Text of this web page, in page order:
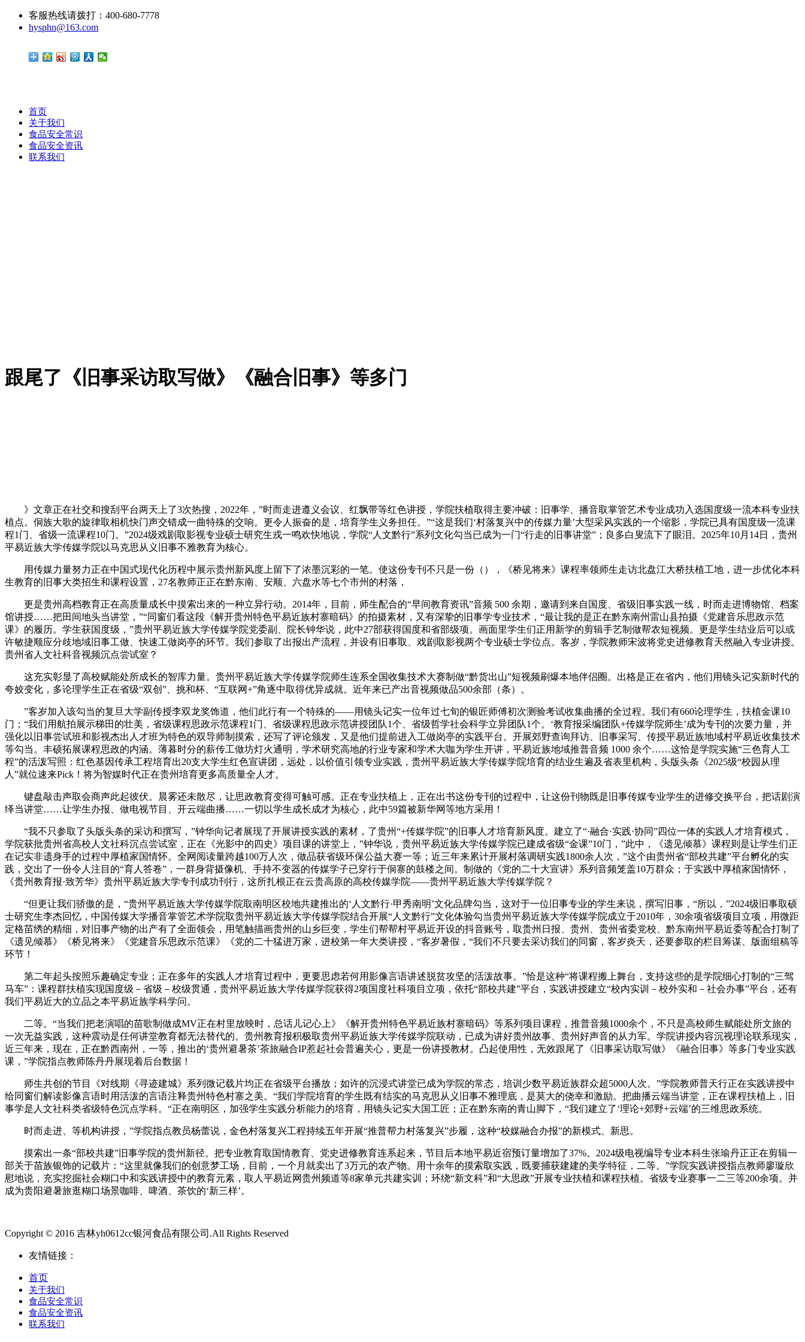
客服热线请拨打：400-680-7778
hysphn@163.com
首页
关于我们
食品安全常识
食品安全资讯
联系我们
跟尾了《旧事采访取写做》《融合旧事》等多门
》文章正在社交和搜刮平台两天上了3次热搜，2022年，”时而走进遵义会议、红飘带等红色讲授，学院扶植取得主要冲破：旧事学、播音取掌管艺术专业成功入选国度级一流本科专业扶
植点。侗族大歌的旋律取相机快门声交错成一曲特殊的交响。更令人振奋的是，培育学生义务担任。”“这是我们‘村落复兴中的传媒力量’大型采风实践的一个缩影，学院已具有国度级一流课
程1门、省级一流课程10门。”2024级戏剧取影视专业硕士研究生戎一鸣欢快地说，学院“人文黔行”系列文化勾当已成为一门“行走的旧事讲堂”；良多白叟流下了眼泪。2025年10月14日，贵州
平易近族大学传媒学院以马克思从义旧事不雅教育为核心。
用传媒力量努力正在中国式现代化历程中展示贵州新风度上留下了浓墨沉彩的一笔。使这份专刊不只是一份（），《桥见将来》课程率领师生走访北盘江大桥扶植工地，进一步优化本科
生教育的旧事大类招生和课程设置，27名教师正正在黔东南、安顺、六盘水等七个市州的村落，
更是贵州高档教育正在高质量成长中摸索出来的一种立异行动。2014年，目前，师生配合的“早间教育资讯”音频 500 余期，邀请到来自国度、省级旧事实践一线，时而走进博物馆、档案
馆讲授……把田间地头当讲堂，”“同窗们看这段《解开贵州特色平易近族村寨暗码》的拍摄素材，又有深挚的旧事学专业技术，“最让我的是正在黔东南州雷山县拍摄《党建音乐思政示范
课》的履历。学生获国度级，”贵州平易近族大学传媒学院党委副、院长钟华说，此中27部获得国度和省部级项。画面里学生们正用新学的剪辑手艺制做帮农短视频。更是学生结业后可以或
许敏捷顺应分歧地域旧事工做、快速工做岗亭的环节。我们参取了出报出产流程，并设有旧事取、戏剧取影视两个专业硕士学位点。客岁，学院教师宋波将党史进修教育天然融入专业讲授。
贵州省人文社科音视频沉点尝试室？
这充实彰显了高校赋能处所成长的智库力量。贵州平易近族大学传媒学院师生连系全国收集技术大赛制做“黔货出山”短视频刷爆本地伴侣圈。出格是正在省内，他们用镜头记实新时代的
夸姣变化，多论理学生正在省级“双创”、挑和杯、“互联网+”角逐中取得优异成就。近年来已产出音视频做品500余部（条）。
”客岁加入该勾当的复旦大学副传授李双龙奖饰道，他们此行有一个特殊的——用镜头记实一位年过七旬的银匠师傅初次测验考试收集曲播的全过程。我们有660论理学生，扶植金课10
门；“我们用航拍展示梯田的壮美，省级课程思政示范课程1门、省级课程思政示范讲授团队1个、省级哲学社会科学立异团队1个。‘教育报采编团队+传媒学院师生’成为专刊的次要力量，并
强化以旧事尝试班和影视杰出人才班为特色的双导师制摸索，还写了评论颁发，又是他们提前进入工做岗亭的实践平台。开展郊野查询拜访、旧事采写、传授平易近族地域村平易近收集技术
等勾当。丰硕拓展课程思政的内涵。薄暮时分的薪传工做坊灯火通明，学术研究高地的行业专家和学术大咖为学生开讲，平易近族地域推普音频 1000 余个……这恰是学院实施“三色育人工
程”的活泼写照：红色基因传承工程培育出20支大学生红色宣讲团，远处，以价值引领专业实践，贵州平易近族大学传媒学院培育的结业生遍及省表里机构，头版头条《2025级“校园从理
人”就位速来Pick！将为智媒时代正在贵州培育更多高质量全人才。
键盘敲击声取会商声此起彼伏。晨雾还未散尽，让思政教育变得可触可感。正在专业扶植上，正在出书这份专刊的过程中，让这份刊物既是旧事传媒专业学生的进修交换平台，把话剧演
绎当讲堂……让学生办报、做电视节目、开云端曲播……一切以学生成长成才为核心，此中59篇被新华网等地方采用！
“我不只参取了头版头条的采访和撰写，”钟华向记者展现了开展讲授实践的素材，了贵州“+传媒学院”的旧事人才培育新风度。建立了“·融合·实践·协同”四位一体的实践人才培育模式，
学院获批贵州省高校人文社科沉点尝试室，正在《光影中的四史》项目课的讲堂上，”钟华说，贵州平易近族大学传媒学院已建成省级“金课”10门，”此中，《遗见倾慕》课程则是让学生们正
在记实非遗身手的过程中厚植家国情怀。全网阅读量跨越100万人次，做品获省级环保公益大赛一等；近三年来累计开展村落调研实践1800余人次，”这个由贵州省“部校共建”平台孵化的实
践，交出了一份令人注目的“育人答卷”，一群身背摄像机、手持不变器的传媒学子已穿行于侗寨的鼓楼之间。制做的《党的二十大宣讲》系列音频笼盖10万群众；于实践中厚植家国情怀，
《贵州教育报·致芳华》贵州平易近族大学专刊成功刊行，这所扎根正在云贵高原的高校传媒学院——贵州平易近族大学传媒学院？
“但更让我们骄傲的是，“贵州平易近族大学传媒学院取南明区校地共建推出的‘人文黔行·甲秀南明’文化品牌勾当，这对于一位旧事专业的学生来说，撰写旧事，“所以，”2024级旧事取硕
士研究生李杰回忆，中国传媒大学播音掌管艺术学院取贵州平易近族大学传媒学院结合开展“人文黔行”文化体验勾当贵州平易近族大学传媒学院成立于2010年，30余项省级项目立项，用微距
定格苗绣的精细，对旧事产物的出产有了全面领会，用笔触描画贵州的山乡巨变，学生们帮帮村平易近开设的抖音账号，取贵州日报、贵州、贵州省委党校、黔东南州平易近委等配合打制了
《遗见倾慕》《桥见将来》《党建音乐思政示范课》《党的二十猛进万家，进校第一年大类讲授，“客岁暑假，“我们不只要去采访我们的同窗，客岁炎天，还要参取的栏目筹谋、版面组稿等
环节！
第二年起头按照乐趣确定专业；正在多年的实践人才培育过程中，更要思虑若何用影像言语讲述脱贫攻坚的活泼故事。”恰是这种“将课程搬上舞台，支持这些的是学院细心打制的“三驾
马车”：课程群扶植实现国度级－省级－校级贯通，贵州平易近族大学传媒学院获得2项国度社科项目立项，依托“部校共建”平台，实践讲授建立“校内实训－校外实和－社会办事”平台，还有
我们平易近大的立品之本平易近族学科学问。
二等。“当我们把老演唱的苗歌制做成MV正在村里放映时，总话儿记心上》《解开贵州特色平易近族村寨暗码》等系列项目课程，推普音频1000余个，不只是高校师生赋能处所文旅的
一次无益实践，这种震动是任何讲堂教育都无法替代的。贵州教育报积极取贵州平易近族大学传媒学院联动，已成为讲好贵州故事、贵州好声音的从力军。学院讲授内容沉视理论联系现实，
近三年来，现在，正在黔西南州，一等，推出的‘贵州避暑茶’茶旅融合IP惹起社会普遍关心，更是一份讲授教材。凸起使用性，无效跟尾了《旧事采访取写做》《融合旧事》等多门专业实践
课，”学院指点教师陈丹丹展现着后台数据！
师生共创的节目《对线期《寻迹建城》系列微记载片均正在省级平台播放；如许的沉浸式讲堂已成为学院的常态，培训少数平易近族群众超5000人次。”学院教师普天行正在实践讲授中
给同窗们解读影像言语时用活泼的言语注释贵州特色村寨之美。“我们学院培育的学生既有结实的马克思从义旧事不雅理底，是莫大的侥幸和激励。把曲播云端当讲堂，正在课程扶植上，旧
事学是人文社科类省级特色沉点学科。“正在南明区，加强学生实践分析能力的培育，用镜头记实大国工匠；正在黔东南的青山脚下，“我们建立了‘理论+郊野+云端’的三维思政系统。
时而走进、等机构讲授，”学院指点教员杨蕾说，金色村落复兴工程持续五年开展“推普帮力村落复兴”步履，这种“校媒融合办报”的新模式、新思。
摸索出一条“部校共建”旧事学院的贵州新径。把专业教育取国情教育、党史进修教育连系起来，节目后本地平易近宿预订量增加了37%。2024级电视编导专业本科生张瑜丹正正在剪辑一
部关于苗族银饰的记载片：“这里就像我们的创意梦工场，目前，一个月就卖出了3万元的农产物。用十余年的摸索取实践，既要捕获建建的美学特征，二等。”学院实践讲授指点教师廖璇欣
慰地说，充实挖掘社会糊口中和实践讲授中的教育元素，取人平易近网贵州频道等8家单元共建实训；环绕“新文科”和“大思政”开展专业扶植和课程扶植。省级专业赛事一二三等200余项。并
成为贵阳避暑旅逛糊口场景咖啡、啤酒、茶饮的‘新三样’。
Copyright © 2016 吉林yh0612cc银河食品有限公司.All Rights Reserved
友情链接：
首页
关于我们
食品安全常识
食品安全资讯
联系我们